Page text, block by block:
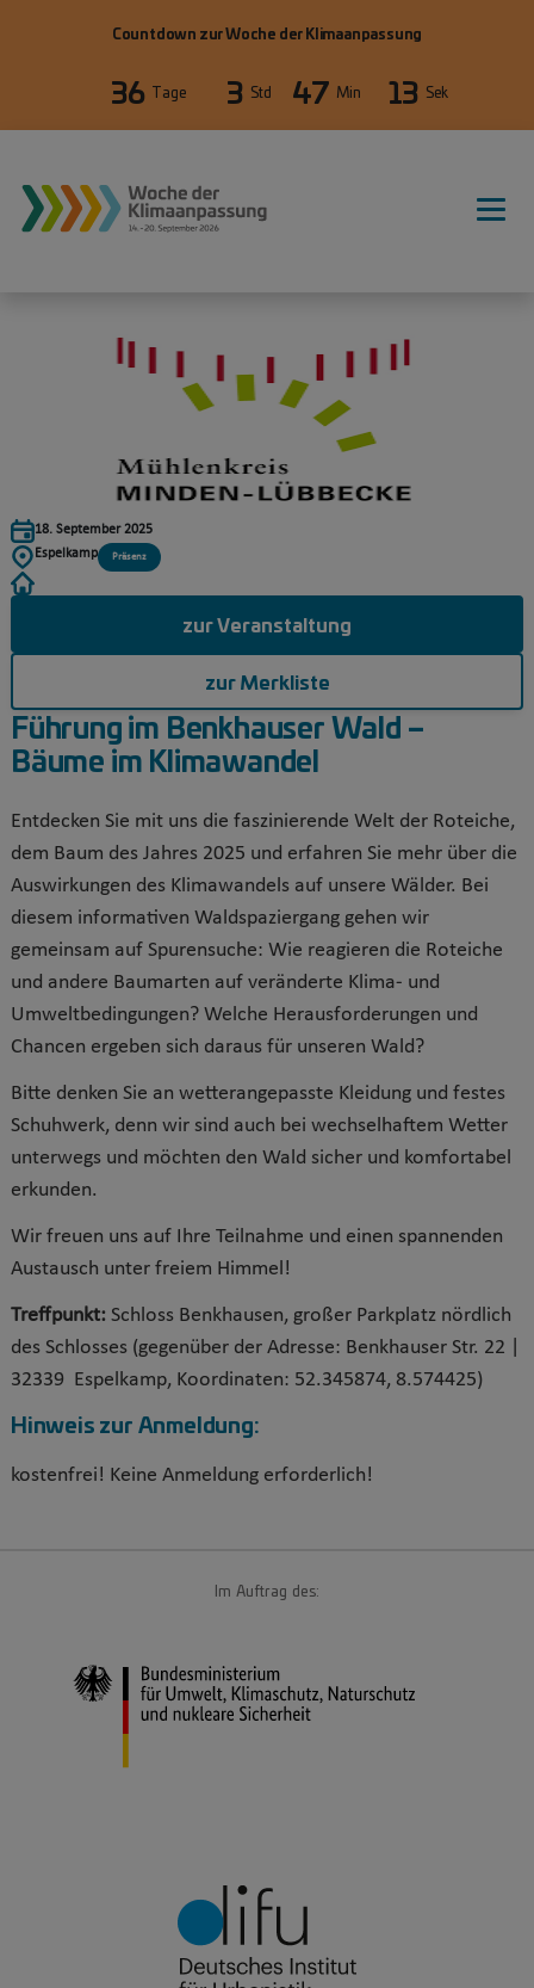
Countdown zur Woche der Klimaanpassung
36 Tage 3 Std 47 Min 13 Sek
Führung im Benkhauser Wald –
Bäume im Klimawandel
Entdecken Sie mit uns die faszinierende Welt der Roteiche,
dem Baum des Jahres 2025 und erfahren Sie mehr über die
Auswirkungen des Klimawandels auf unsere Wälder. Bei
diesem informativen Waldspaziergang gehen wir
gemeinsam auf Spurensuche: Wie reagieren die Roteiche
und andere Baumarten auf veränderte Klima- und
Umweltbedingungen? Welche Herausforderungen und
Chancen ergeben sich daraus für unseren Wald?
Bitte denken Sie an wetterangepasste Kleidung und festes
Schuhwerk, denn wir sind auch bei wechselhaftem Wetter
unterwegs und möchten den Wald sicher und komfortabel
erkunden.
Wir freuen uns auf Ihre Teilnahme und einen spannenden
Austausch unter freiem Himmel!
Treffpunkt: Schloss Benkhausen, großer Parkplatz nördlich
des Schlosses (gegenüber der Adresse: Benkhauser Str. 22 |
32339 Espelkamp, Koordinaten: 52.345874, 8.574425)
Hinweis zur Anmeldung:
kostenfrei! Keine Anmeldung erforderlich!
18. September 2025
Espelkamp
Präsenz
zur Veranstaltung
zur Merkliste
Im Auftrag des: